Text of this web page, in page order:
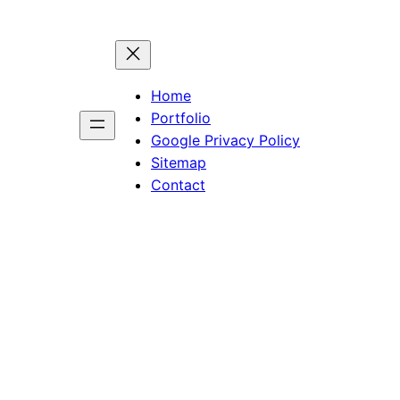
Home
Portfolio
Google Privacy Policy
Sitemap
Contact